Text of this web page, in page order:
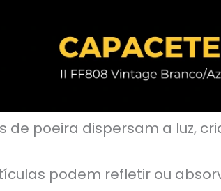
de poeira dispersam a luz,
podem refletir ou